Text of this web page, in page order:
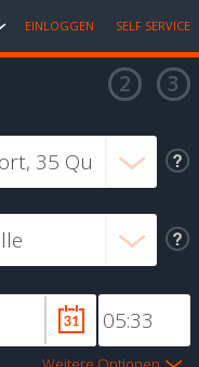
EINLOGGEN SELF SERVICE